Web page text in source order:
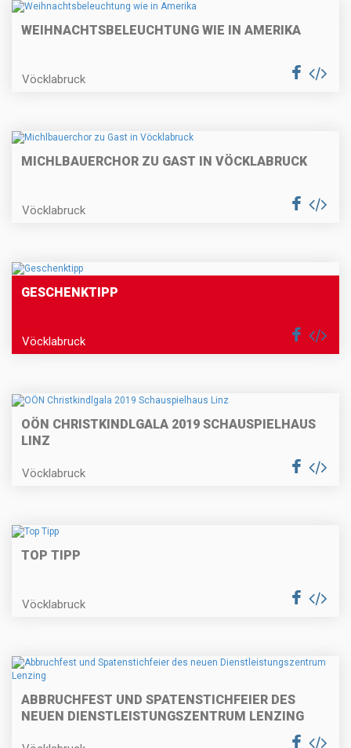
WEIHNACHTSBELEUCHTUNG WIE IN AMERIKA
Vöcklabruck
MICHLBAUERCHOR ZU GAST IN VÖCKLABRUCK
Vöcklabruck
GESCHENKTIPP
Vöcklabruck
OÖN CHRISTKINDLGALA 2019 SCHAUSPIELHAUS
LINZ
Vöcklabruck
TOP TIPP
Vöcklabruck
ABBRUCHFEST UND SPATENSTICHFEIER DES
NEUEN DIENSTLEISTUNGSZENTRUM LENZING